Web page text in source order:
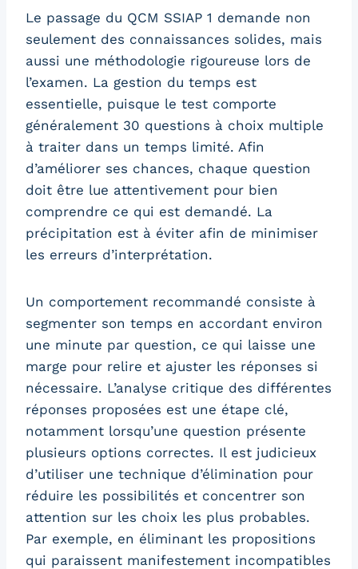
Le passage du QCM SSIAP 1 demande non
seulement des connaissances solides, mais
aussi une méthodologie rigoureuse lors de
l’examen. La gestion du temps est
essentielle, puisque le test comporte
généralement 30 questions à choix multiple
à traiter dans un temps limité. Afin
d’améliorer ses chances, chaque question
doit être lue attentivement pour bien
comprendre ce qui est demandé. La
précipitation est à éviter afin de minimiser
les erreurs d’interprétation.
Un comportement recommandé consiste à
segmenter son temps en accordant environ
une minute par question, ce qui laisse une
marge pour relire et ajuster les réponses si
nécessaire. L’analyse critique des différentes
réponses proposées est une étape clé,
notamment lorsqu’une question présente
plusieurs options correctes. Il est judicieux
d’utiliser une technique d’élimination pour
réduire les possibilités et concentrer son
attention sur les choix les plus probables.
Par exemple, en éliminant les propositions
qui paraissent manifestement incompatibles